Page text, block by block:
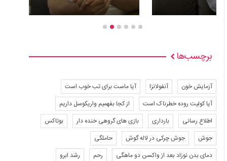
برچسب‌ها
آزمایش خون آنفولانزا
آیا ماست برای تب خوب است
آیا کولیت روده خطرناک است
از کجا بفهمیم واریکوسل داریم
اطلاع رسانی
بارداری بازی های گروهی خنده دار
بوتاکس
جوش
جوش چرکی در لاله گوش
حاملگی
دمای بدن نوزاد بعد از واکسن دو ماهگی
رحم
رشد ابرو